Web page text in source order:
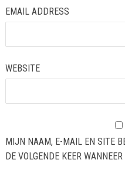
EMAIL ADDRESS
WEBSITE
MIJN NAAM, E-MAIL EN SITE
DE VOLGENDE KEER